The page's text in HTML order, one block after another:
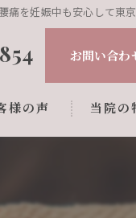
痛を妊娠中も安心して東
お問い合わ
様の声 当院の
腰痛